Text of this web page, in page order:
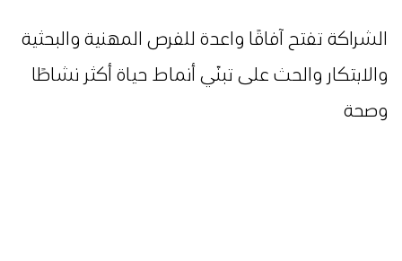
الشراكة تفتح آفاقًا واعدة للفرص المهنية والبحثية
والابتكار والحث على تبنّي أنماط حياة أكثر نشاطًا
وصحة